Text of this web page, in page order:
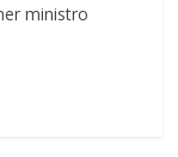
ministro